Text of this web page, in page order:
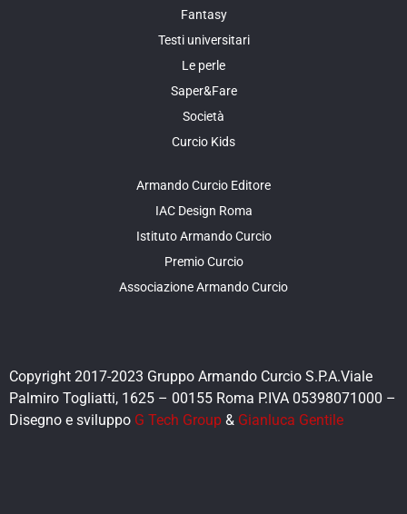
Fantasy
Testi universitari
Le perle
Saper&Fare
Società
Curcio Kids
Armando Curcio Editore
IAC Design Roma
Istituto Armando Curcio
Premio Curcio
Associazione Armando Curcio
Copyright 2017-2023 Gruppo Armando Curcio S.P.A.Viale
Palmiro Togliatti, 1625 – 00155 Roma P.IVA 05398071000 –
Disegno e sviluppo G Tech Group & Gianluca Gentile